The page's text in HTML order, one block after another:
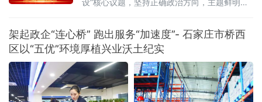
金融界、企业界及新闻界的近百位专家学者与
值或实践指导意义。从中筛选部分优秀文章列
入大讲堂优秀征文，邀请作者出席大讲堂活动
发表主题演讲，接受新闻采访报道。
架起政企“连心桥” 跑出服务“加速度”- 石家庄市桥西
区以“五优”环境厚植兴业沃土纪实